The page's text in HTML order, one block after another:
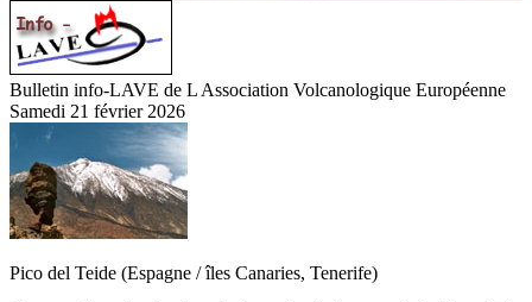
Bulletin info-LAVE de L Association Volcanologique Européenne
Samedi 21 février 2026
Pico del Teide (Espagne / îles Canaries, Tenerife)